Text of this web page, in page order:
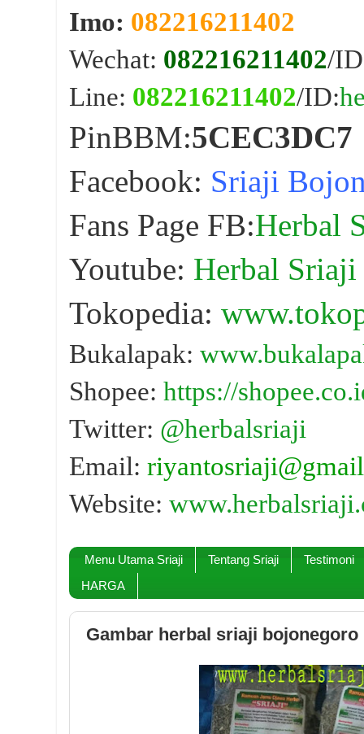
Imo: 082216211402
Wechat: 082216211402/
Line: 082216211402/ID:
PinBBM:5CEC3DC7
Facebook: Sriaji
Fans Page FB:Herbal
Youtube: Herbal Sriaji
Tokopedia:
Bukalapak:
Shopee: https://
Twitter: @herbalsriaji
Email:
Website:
Menu Utama Sriaji Tentang Sriaji
Testimoni
HARGA
Gambar herbal sriaji bojonegoro